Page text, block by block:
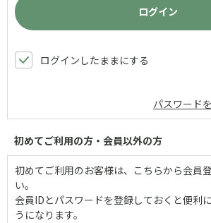
ログインしたままにする
パスワード
初めてご利用の方・会員以外の方
初めてご利用のお客様は、こちらから会員
い。
会員IDとパスワードを登録しておくと便利
うになります。